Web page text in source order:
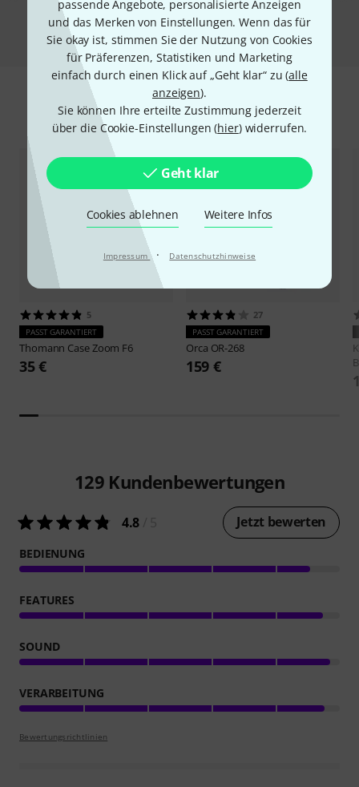
passende Angebote, personalisierte Anzeigen
und das Merken von Einstellungen. Wenn das für
Sie okay ist, stimmen Sie der Nutzung von Cookies
für Präferenzen, Statistiken und Marketing
einfach durch einen Klick auf „Geht klar“ zu (alle
anzeigen).
Sie können Ihre erteilte Zustimmung jederzeit
über die Cookie-Einstellungen (hier) widerrufen.
Geht klar
Cookies ablehnen Weitere Infos
Impressum · Datenschutzhinweise
Vergleichen
Zubehör & passende Artikel
5
PASST GARANTIERT
Thomann Case Zoom F6
35 €
27
PASST GARANTIERT
Orca OR-268
159 €
129 Kundenbewertungen
4.8 Jetzt bewerten
BEDIENUNG
FEATURES
SOUND
VERARBEITUNG
Bewertungsrichtlinien